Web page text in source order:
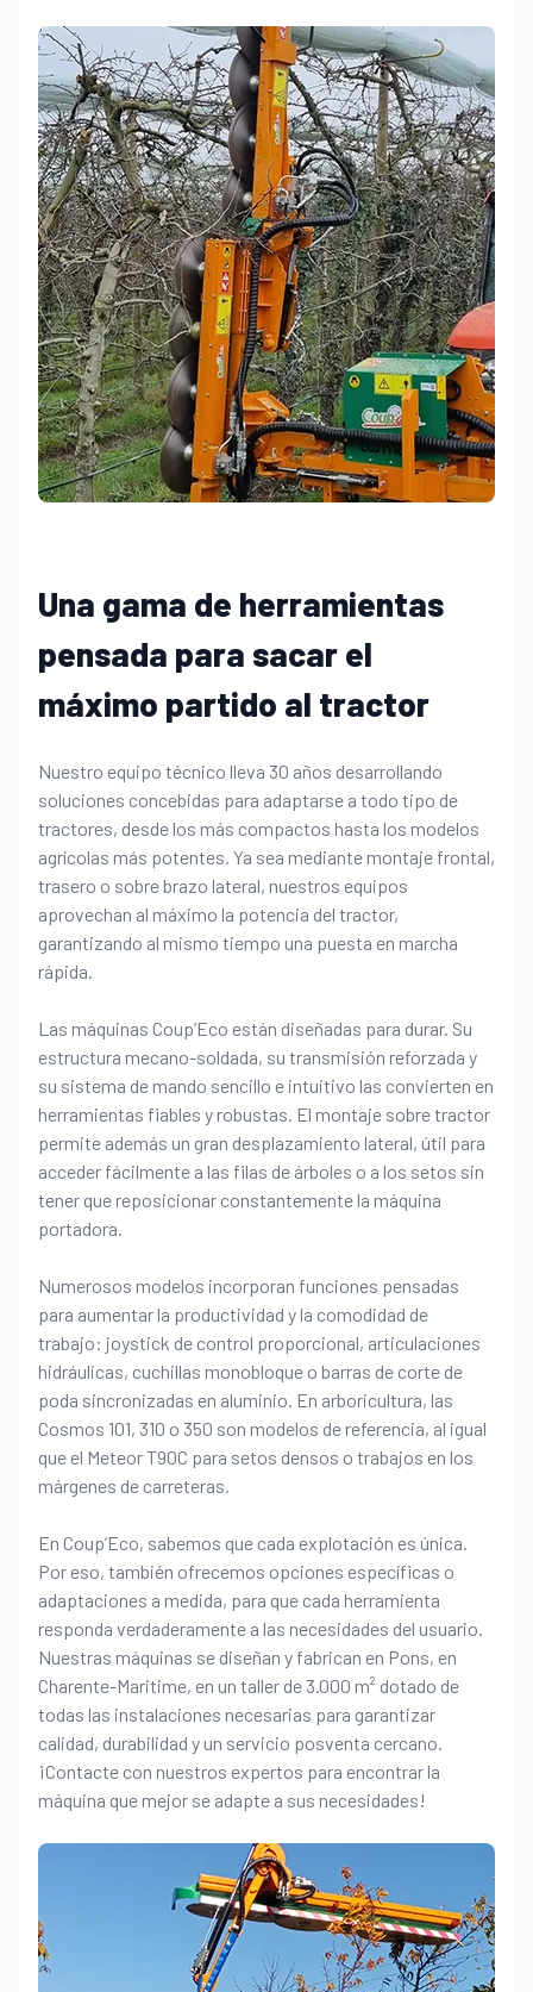
Una gama de herramientas
pensada para sacar el
máximo partido al tractor
Nuestro equipo técnico lleva 30 años desarrollando
soluciones concebidas para adaptarse a todo tipo de
tractores, desde los más compactos hasta los modelos
agrícolas más potentes. Ya sea mediante montaje frontal,
trasero o sobre brazo lateral, nuestros equipos
aprovechan al máximo la potencia del tractor,
garantizando al mismo tiempo una puesta en marcha
rápida.
Las máquinas Coup’Eco están diseñadas para durar. Su
estructura mecano-soldada, su transmisión reforzada y
su sistema de mando sencillo e intuitivo las convierten en
herramientas fiables y robustas. El montaje sobre tractor
permite además un gran desplazamiento lateral, útil para
acceder fácilmente a las filas de árboles o a los setos sin
tener que reposicionar constantemente la máquina
portadora.
Numerosos modelos incorporan funciones pensadas
para aumentar la productividad y la comodidad de
trabajo: joystick de control proporcional, articulaciones
hidráulicas, cuchillas monobloque o barras de corte de
poda sincronizadas en aluminio. En arboricultura, las
Cosmos 101, 310 o 350 son modelos de referencia, al igual
que el Meteor T90C para setos densos o trabajos en los
márgenes de carreteras.
En Coup’Eco, sabemos que cada explotación es única.
Por eso, también ofrecemos opciones específicas o
adaptaciones a medida, para que cada herramienta
responda verdaderamente a las necesidades del usuario.
Nuestras máquinas se diseñan y fabrican en Pons, en
Charente-Maritime, en un taller de 3.000 m² dotado de
todas las instalaciones necesarias para garantizar
calidad, durabilidad y un servicio posventa cercano.
¡Contacte con nuestros expertos para encontrar la
máquina que mejor se adapte a sus necesidades!